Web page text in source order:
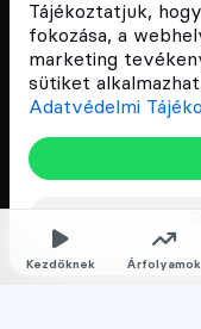
Kezdőknek Árfolyamok
Tájékoztatjuk,
fokozása, a
marketing
sütiket
Adatvédelmi
Cryptofalka célja,
és vállalatok